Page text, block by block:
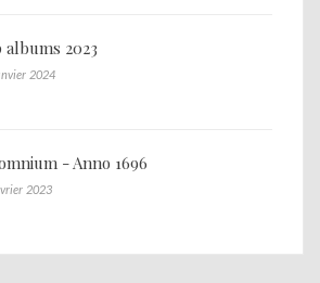
albums 2023
2024
- Anno 1696
2023